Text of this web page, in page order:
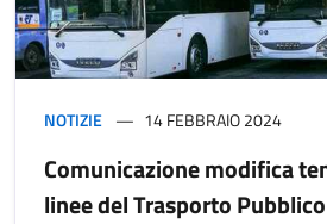
NOTIZIE 14 FEBBRAIO 2024
Comunicazione modifica
linee del Trasporto